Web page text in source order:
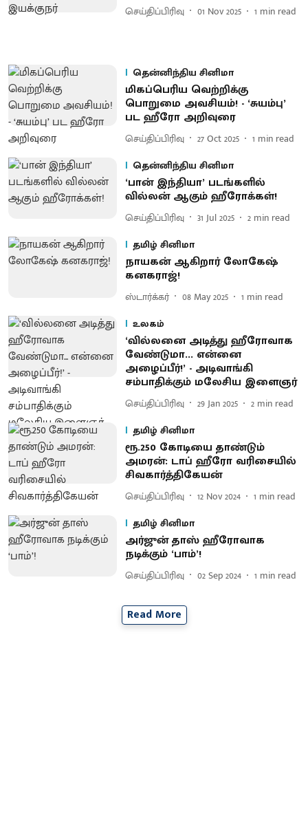
செய்திப்பிரிவு 01 Nov 2025 1 min read
தென்னிந்திய சினிமா
மிகப்பெரிய வெற்றிக்கு
பொறுமை அவசியம்! - ‘சுயம்பு’
பட ஹீரோ அறிவுரை
செய்திப்பிரிவு 27 Oct 2025 1 min read
தென்னிந்திய சினிமா
‘பான் இந்தியா’ படங்களில்
வில்லன் ஆகும் ஹீரோக்கள்!
செய்திப்பிரிவு 31 Jul 2025 2 min read
தமிழ் சினிமா
நாயகன் ஆகிறார் லோகேஷ்
கனகராஜ்!
ஸ்டார்க்கர் 08 May 2025 1 min read
உலகம்
‘வில்லனை அடித்து ஹீரோவாக
வேண்டுமா... என்னை
அழைப்பீர்!’ - அடிவாங்கி
சம்பாதிக்கும் மலேசிய இளைஞர்
செய்திப்பிரிவு 29 Jan 2025 2 min read
தமிழ் சினிமா
ரூ.250 கோடியை தாண்டும்
அமரன்: டாப் ஹீரோ வரிசையில்
சிவகார்த்திகேயன்
செய்திப்பிரிவு 12 Nov 2024 1 min read
தமிழ் சினிமா
அர்ஜுன் தாஸ் ஹீரோவாக
நடிக்கும் ‘பாம்’!
செய்திப்பிரிவு 02 Sep 2024 1 min read
Read More